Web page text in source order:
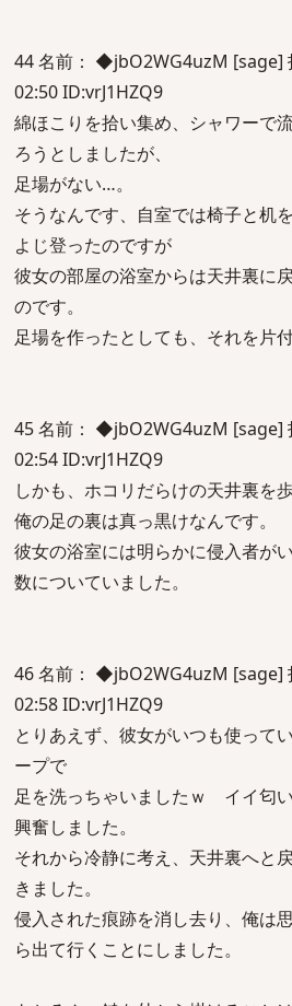
44 名前： ◆jbO2WG4uzM [sage]
02:50 ID:vrJ1HZQ9
綿ほこりを拾い集め、シャワーで
ろうとしましたが、
足場がない…。
そうなんです、自室では椅子と机
よじ登ったのですが
彼女の部屋の浴室からは天井裏に
のです。
足場を作ったとしても、それを片
45 名前： ◆jbO2WG4uzM [sage]
02:54 ID:vrJ1HZQ9
しかも、ホコリだらけの天井裏を
俺の足の裏は真っ黒けなんです。
彼女の浴室には明らかに侵入者が
数についていました。
46 名前： ◆jbO2WG4uzM [sage]
02:58 ID:vrJ1HZQ9
とりあえず、彼女がいつも使って
ープで
足を洗っちゃいましたｗ イイ匂
興奮しました。
それから冷静に考え、天井裏へと
きました。
侵入された痕跡を消し去り、俺は
ら出て行くことにしました。